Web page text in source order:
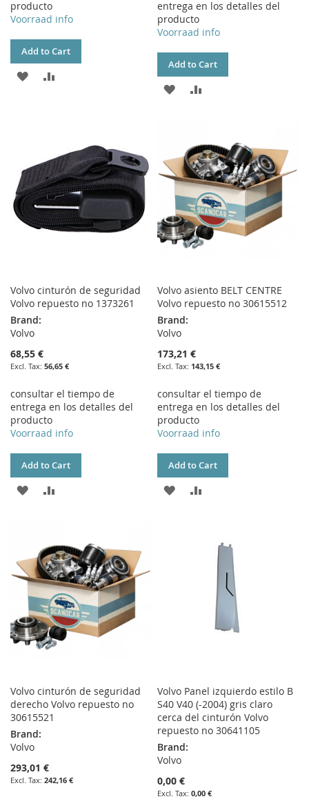
producto
Voorraad info
Add to Cart
ADD
entrega en los detalles del
producto
Voorraad info
Add to Cart
ADD
LIST
Volvo cinturón de seguridad
Volvo repuesto no 1373261
Brand:
Volvo
68,55 €
56,65 €
consultar el tiempo de
entrega en los detalles del
producto
Voorraad info
Add to Cart
ADD
LIST
Volvo asiento BELT CENTRE
Volvo repuesto no 30615512
Brand:
Volvo
173,21 €
143,15 €
consultar el tiempo de
entrega en los detalles del
producto
Voorraad info
Add to Cart
ADD
Volvo cinturón de seguridad
derecho Volvo repuesto no
30615521
Brand:
Volvo
293,01 €
242,16 €
Volvo Panel izquierdo estilo B
S40 V40 (-2004) gris claro
cerca del cinturón Volvo
repuesto no 30641105
Brand:
Volvo
0,00 €
0,00 €